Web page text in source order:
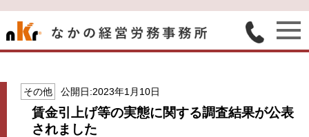
その他 公開日:2023年1月10日
賃金引上げ等の実態に関する調査結果が公表
されました